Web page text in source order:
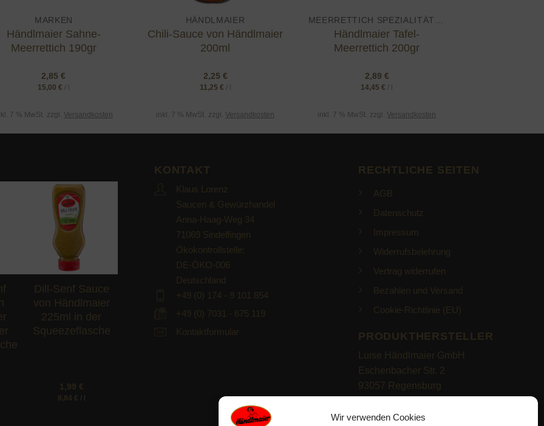
Wir verwenden Cookies
MARKEN
Händlmaier Sahne-
Meerrettich 190gr
2,85€
15,00 € /
7 % MwSt. zzgl. Versandkosten
HÄNDLMAIER
Chili-Sauce von Händlmaier
200ml
2,25 €
11,25 € /
inkl. 7 % MwSt. zzgl.Versandkosten
Händlmaier Tafel-
Meerrettich 200gr
2,89 €
14,45€ /
inkl. 7 % MwSt. zzgl.Versandkosten
to
Add to
wishlist
Dill-Senf Sauce
von Händlmaier
225ml in der
Squeezeflasche
1,99 €
8,84 € /
KONTAKT
Klaus Lorenz
Saucen & Gewürzhandel
Anna-Haag-Weg 34
71069 Sindelfingen
Ökokontrollstelle:
DE-ÖKO-006
Deutschland
+49 (0) 174 - 9 101 854
+49 (0) 7031 - 675 119
Kontaktformular
RECHTLICHE SEITEN
AGB
Datenschutz
Impressum
Widerrufsbelehrung
Vertrag widerrufen
Bezahlen und Versand
Cookie-Richtlinie (EU)
PRODUKTHERSTELLER
Luise Händlmaier GmbH
Eschenbacher Str. 2
93057 Regensburg
https://haendlmaier.de/